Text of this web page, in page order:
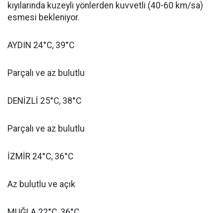
kıyılarında kuzeyli yönlerden kuvvetli (40-60 km/sa)
esmesi bekleniyor.
AYDIN 24°C, 39°C
Parçalı ve az bulutlu
DENİZLİ 25°C, 38°C
Parçalı ve az bulutlu
İZMİR 24°C, 36°C
Az bulutlu ve açık